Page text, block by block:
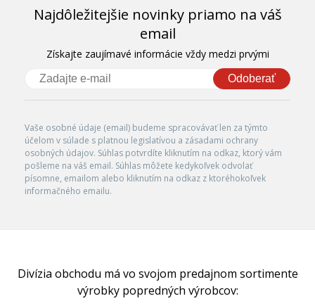
Najdôležitejšie novinky priamo na váš
email
Získajte zaujímavé informácie vždy medzi prvými
Odoberať
Vaše osobné údaje (email) budeme spracovávať len za týmto
účelom v súlade s platnou legislatívou a zásadami ochrany
osobných údajov. Súhlas potvrdíte kliknutím na odkaz, ktorý vám
pošleme na váš email. Súhlas môžete kedykoľvek odvolať
písomne, emailom alebo kliknutím na odkaz z ktoréhokoľvek
informačného emailu.
Divízia obchodu má vo svojom predajnom sortimente
výrobky popredných výrobcov: